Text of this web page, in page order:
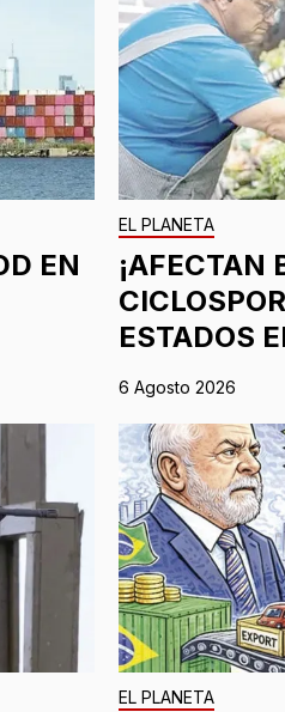
EN
EL PLANETA
¡AFECTAN
ESTADOS
6 Agosto 2026
EL PLANETA